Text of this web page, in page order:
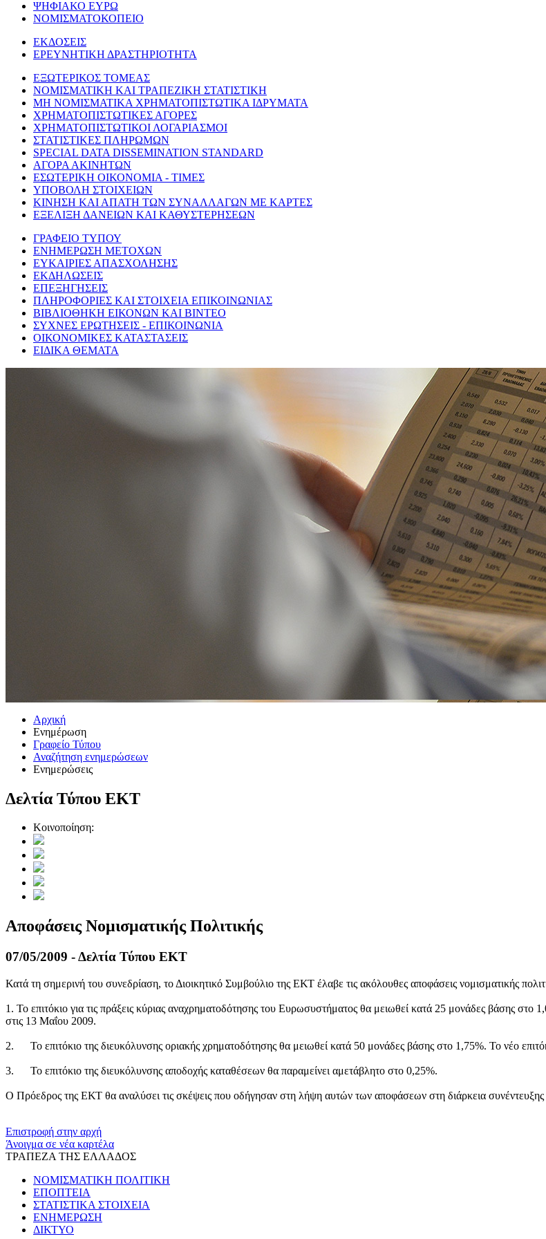
ΨΗΦΙΑΚΟ ΕΥΡΩ
ΝΟΜΙΣΜΑΤΟΚΟΠΕΙΟ
ΕΚΔΟΣΕΙΣ
ΕΡΕΥΝΗΤΙΚΗ ΔΡΑΣΤΗΡΙΟΤΗΤΑ
ΕΞΩΤΕΡΙΚΟΣ ΤΟΜΕΑΣ
ΝΟΜΙΣΜΑΤΙΚΗ ΚΑΙ ΤΡΑΠΕΖΙΚΗ ΣΤΑΤΙΣΤΙΚΗ
ΜΗ ΝΟΜΙΣΜΑΤΙΚΑ ΧΡΗΜΑΤΟΠΙΣΤΩΤΙΚΑ ΙΔΡΥΜΑΤΑ
ΧΡΗΜΑΤΟΠΙΣΤΩΤΙΚΕΣ ΑΓΟΡΕΣ
ΧΡΗΜΑΤΟΠΙΣΤΩΤΙΚΟΙ ΛΟΓΑΡΙΑΣΜΟΙ
ΣΤΑΤΙΣΤΙΚΕΣ ΠΛΗΡΩΜΩΝ
SPECIAL DATA DISSEMINATION STANDARD
ΑΓΟΡΑ ΑΚΙΝΗΤΩΝ
ΕΣΩΤΕΡΙΚΗ ΟΙΚΟΝΟΜΙΑ - ΤΙΜΕΣ
ΥΠΟΒΟΛΗ ΣΤΟΙΧΕΙΩΝ
ΚΙΝΗΣΗ ΚΑΙ ΑΠΑΤΗ ΤΩΝ ΣΥΝΑΛΛΑΓΩΝ ΜΕ ΚΑΡΤΕΣ
ΕΞΕΛΙΞΗ ΔΑΝΕΙΩΝ ΚΑΙ ΚΑΘΥΣΤΕΡΗΣΕΩΝ
ΓΡΑΦΕΙΟ ΤΥΠΟΥ
ΕΝΗΜΕΡΩΣΗ ΜΕΤΟΧΩΝ
ΕΥΚΑΙΡΙΕΣ ΑΠΑΣΧΟΛΗΣΗΣ
ΕΚΔΗΛΩΣΕΙΣ
ΕΠΕΞΗΓΗΣΕΙΣ
ΠΛΗΡΟΦΟΡΙΕΣ ΚΑΙ ΣΤΟΙΧΕΙΑ ΕΠΙΚΟΙΝΩΝΙΑΣ
ΒΙΒΛΙΟΘΗΚΗ ΕΙΚΟΝΩΝ ΚΑΙ ΒΙΝΤΕΟ
ΣΥΧΝΕΣ ΕΡΩΤΗΣΕΙΣ - ΕΠΙΚΟΙΝΩΝΙΑ
ΟΙΚΟΝΟΜΙΚΕΣ ΚΑΤΑΣΤΑΣΕΙΣ
ΕΙΔΙΚΑ ΘΕΜΑΤΑ
Αρχική
Ενημέρωση
Γραφείο Τύπου
Αναζήτηση ενημερώσεων
Ενημερώσεις
Δελτία Τύπου ΕΚΤ
Κοινοποίηση:
Αποφάσεις Νομισματικής Πολιτικής
07/05/2009 - Δελτία Τύπου ΕΚΤ
Κατά τη σημερινή του συνεδρίαση, το Διοικητικό Συμβούλιο της ΕΚΤ έλαβε τις ακόλουθες αποφάσεις νομισματικής
1. Το επιτόκιο για τις πράξεις κύριας αναχρηματοδότησης του Ευρωσυστήματος θα μειωθεί κατά 25 μονάδες βάσης στο
στις 13 Μαΐου 2009.
2. Το επιτόκιο της διευκόλυνσης οριακής χρηματοδότησης θα μειωθεί κατά 50 μονάδες βάσης στο 1,75%. Το νέο
3. Το επιτόκιο της διευκόλυνσης αποδοχής καταθέσεων θα παραμείνει αμετάβλητο στο 0,25%.
Ο Πρόεδρος της ΕΚΤ θα αναλύσει τις σκέψεις που οδήγησαν στη λήψη αυτών των αποφάσεων στη διάρκεια
Επιστροφή στην αρχή
Άνοιγμα σε νέα καρτέλα
ΤΡΑΠΕΖΑ ΤΗΣ ΕΛΛΑΔΟΣ
ΝΟΜΙΣΜΑΤΙΚΗ ΠΟΛΙΤΙΚΗ
ΕΠΟΠΤΕΙΑ
ΣΤΑΤΙΣΤΙΚΑ ΣΤΟΙΧΕΙΑ
ΕΝΗΜΕΡΩΣΗ
ΔΙΚΤΥΟ